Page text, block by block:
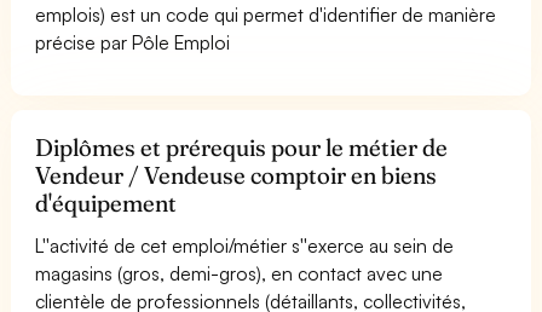
emplois) est un code qui permet d'identifier de manière
précise par Pôle Emploi
Diplômes et prérequis pour le métier de
Vendeur / Vendeuse comptoir en biens
d'équipement
L''activité de cet emploi/métier s''exerce au sein de
magasins (gros, demi-gros), en contact avec une
clientèle de professionnels (détaillants, collectivités,